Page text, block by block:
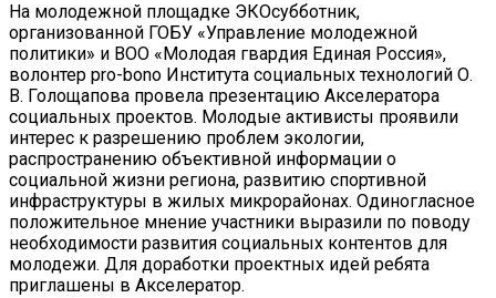
На молодежной площадке ЭКОсубботник,
организованной ГОБУ «Управление молодежной
политики» и ВОО «Молодая гвардия Единая Россия»,
волонтер pro-bono Института социальных технологий О.
В. Голощапова провела презентацию Акселератора
социальных проектов. Молодые активисты проявили
интерес к разрешению проблем экологии,
распространению объективной информации о
социальной жизни региона, развитию спортивной
инфраструктуры в жилых микрорайонах. Одиногласное
положительное мнение участники выразили по поводу
необходимости развития социальных контентов для
молодежи. Для доработки проектных идей ребята
приглашены в Акселератор.